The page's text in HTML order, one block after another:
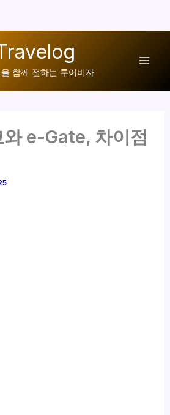
함께 전하는 투어비자
e-Gate, 차이점